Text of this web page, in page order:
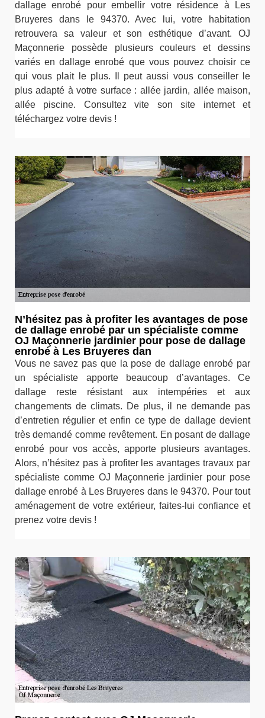
dallage enrobé pour embellir votre résidence à Les
Bruyeres dans le 94370. Avec lui, votre habitation
retrouvera sa valeur et son esthétique d’avant. OJ
Maçonnerie possède plusieurs couleurs et dessins
variés en dallage enrobé que vous pouvez choisir ce
qui vous plait le plus. Il peut aussi vous conseiller le
plus adapté à votre surface : allée jardin, allée maison,
allée piscine. Consultez vite son site internet et
téléchargez votre devis !
N’hésitez pas à profiter les avantages de pose
de dallage enrobé par un spécialiste comme
OJ Maçonnerie jardinier pour pose de dallage
enrobé à Les Bruyeres dan
Vous ne savez pas que la pose de dallage enrobé par
un spécialiste apporte beaucoup d’avantages. Ce
dallage reste résistant aux intempéries et aux
changements de climats. De plus, il ne demande pas
d’entretien régulier et enfin ce type de dallage devient
très demandé comme revêtement. En posant de dallage
enrobé pour vos accès, apporte plusieurs avantages.
Alors, n’hésitez pas à profiter les avantages travaux par
spécialiste comme OJ Maçonnerie jardinier pour pose
dallage enrobé à Les Bruyeres dans le 94370. Pour tout
aménagement de votre extérieur, faites-lui confiance et
prenez votre devis !